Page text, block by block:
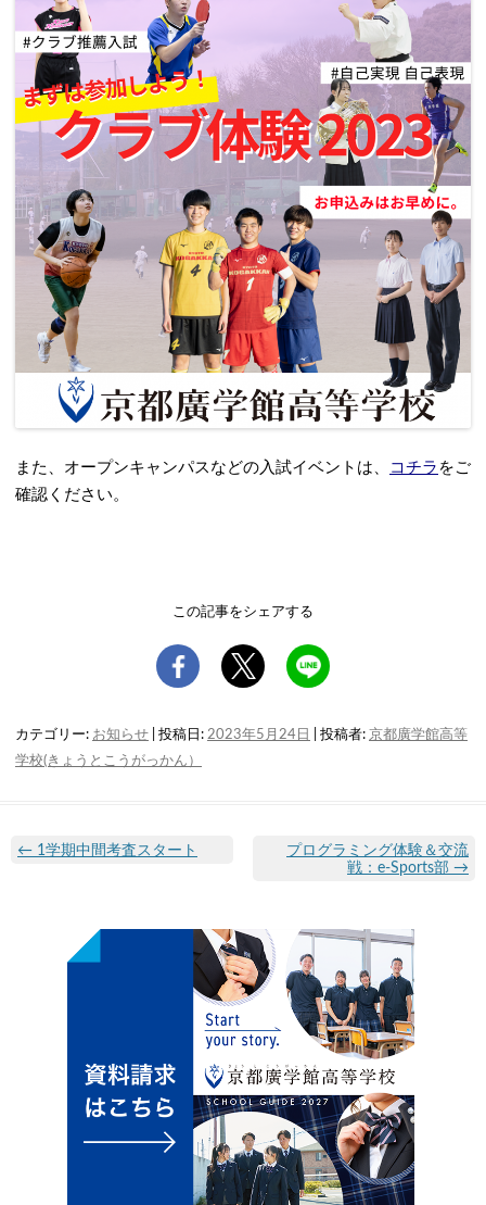
また、オープンキャンパスなどの入試イベントは、 コチラ をご
確認ください。
この記事をシェアする
カテゴリー: お知らせ | 投稿日: 2023年5月24日 投稿者: 京都廣学館高等
学校(きょうとこうがっかん）
← 1学期中間考査スタート
プログラミング体験＆交流
戦：e-Sports部 →